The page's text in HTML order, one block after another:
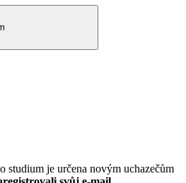
studium je určena novým uchazečům